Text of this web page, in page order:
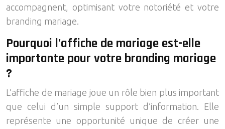
accompagnent, optimisant votre notoriété et votre
branding mariage.
Pourquoi l’affiche de mariage est-elle
importante pour votre branding mariage
?
L’affiche de mariage joue un rôle bien plus important
que celui d’un simple support d’information. Elle
représente une opportunité unique de créer une